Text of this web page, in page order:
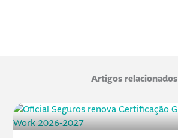
Artigos relacionados